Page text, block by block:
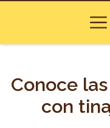
Conoce
con